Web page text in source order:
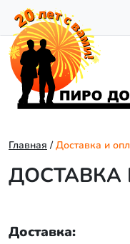
Главная /Доставка и
ДОСТАВКА
Доставка: